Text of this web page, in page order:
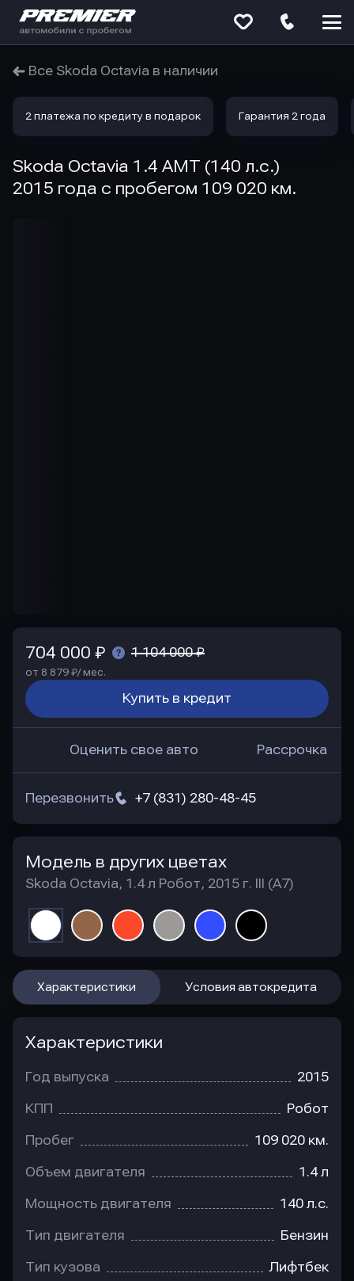
Все Skoda Octavia в наличии
2 платежа по кредиту в подарок Гарантия 2 года
Skoda Octavia 1.4 AMT (140 л.с.)
2015 года с пробегом 109 020 км.
704 000 ₽ 1 104 000 ₽
от 8 879 ₽/ мес.
Купить в кредит
Оценить свое авто Рассрочка
+7 (831) 280-48-45
Перезвонить
Модель в других цветах
Skoda Octavia, 1.4 л Робот, 2015 г. III (A7)
Характеристики Условия автокредита
Характеристики
Год выпуска 2015
КПП Робот
Пробег 109 020 км.
Объем двигателя 1.4 л
Мощность двигателя 140 л.с.
Тип двигателя Бензин
Тип кузова Лифтбек